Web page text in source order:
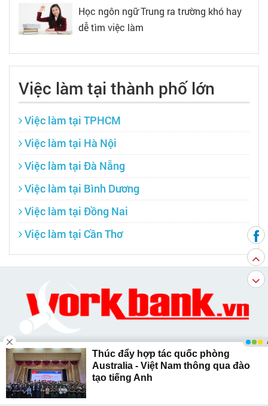
Học ngôn ngữ Trung ra trường khó hay
dễ tìm việc làm
Việc làm tại thành phố lớn
Việc làm tại TPHCM
Việc làm tại Hà Nội
Việc làm tại Đà Nẵng
Việc làm tại Bình Dương
Việc làm tại Đồng Nai
Việc làm tại Cần Thơ
WORKBANK.VN - Ngân hàng việc làm trực
tuyến hàng đầu Việt Nam, luôn cập nhật thông
tin việc làm mới nhất trên toàn quốc, được
thành lập năm 2008.